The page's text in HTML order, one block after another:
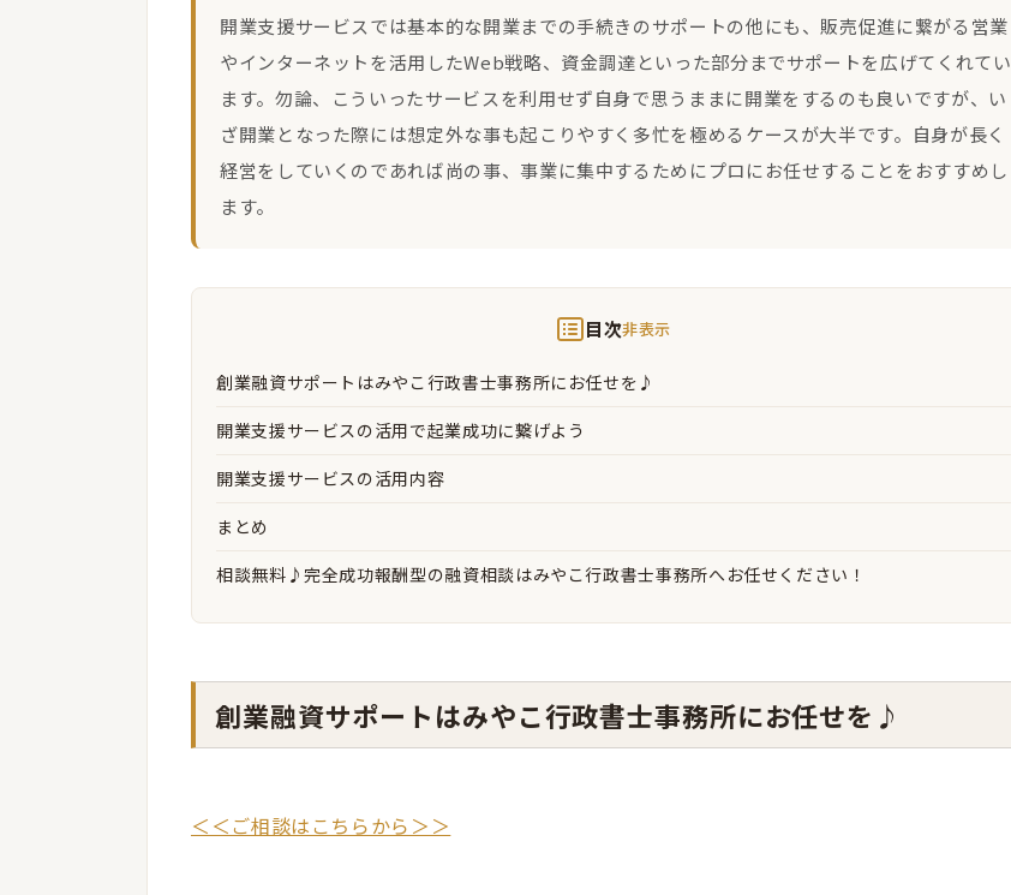
開業支援サービスでは基本的な開業までの手続きのサポートの他にも、販売促進に繋がる営業
やインターネットを活用したWeb戦略、資金調達といった部分までサポートを広げてくれてい
ます。勿論、こういったサービスを利用せず自身で思うままに開業をするのも良いですが、い
ざ開業となった際には想定外な事も起こりやすく多忙を極めるケースが大半です。自身が長く
経営をしていくのであれば尚の事、事業に集中するためにプロにお任せすることをおすすめし
ます。
目次非表示
創業融資サポートはみやこ行政書士事務所にお任せを♪
開業支援サービスの活用で起業成功に繋げよう
開業支援サービスの活用内容
まとめ
相談無料♪完全成功報酬型の融資相談はみやこ行政書士事務所へお任せください！
創業融資サポートはみやこ行政書士事務所にお任せを♪
＜＜ご相談はこちらから＞＞